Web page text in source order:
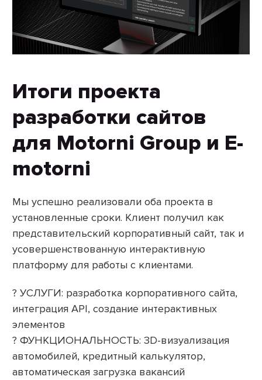
Итоги проекта
разработки сайтов
для Motorni Group и E-
motorni
Мы успешно реализовали оба проекта в
установленные сроки. Клиент получил как
представительский корпоративный сайт, так и
усовершенствованную интерактивную
платформу для работы с клиентами.
? УСЛУГИ: разработка корпоративного сайта,
интеграция API, создание интерактивных
элементов
? ФУНКЦИОНАЛЬНОСТЬ: 3D-визуализация
автомобилей, кредитный калькулятор,
автоматическая загрузка вакансий